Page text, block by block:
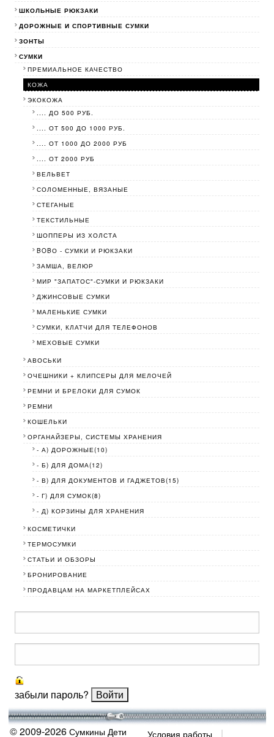
ШКОЛЬНЫЕ РЮКЗАКИ
ДОРОЖНЫЕ И СПОРТИВНЫЕ СУМКИ
ЗОНТЫ
СУМКИ
ПРЕМИАЛЬНОЕ КАЧЕСТВО
КОЖА
ЭКОКОЖА
.... ДО 500 РУБ.
.... ОТ 500 ДО 1000 РУБ.
.... ОТ 1000 ДО 2000 РУБ
.... ОТ 2000 РУБ
ВЕЛЬВЕТ
СОЛОМЕННЫЕ, ВЯЗАНЫЕ
СТЕГАНЫЕ
ТЕКСТИЛЬНЫЕ
ШОППЕРЫ ИЗ ХОЛСТА
BOBО - СУМКИ И РЮКЗАКИ
ЗАМША, ВЕЛЮР
МИР "ЗАПАТОС"-СУМКИ И РЮКЗАКИ
ДЖИНСОВЫЕ СУМКИ
МАЛЕНЬКИЕ СУМКИ
СУМКИ, КЛАТЧИ ДЛЯ ТЕЛЕФОНОВ
МЕХОВЫЕ СУМКИ
АВОСЬКИ
ОЧЕШНИКИ + КЛИПСЕРЫ ДЛЯ МЕЛОЧЕЙ
РЕМНИ И БРЕЛОКИ ДЛЯ СУМОК
РЕМНИ
КОШЕЛЬКИ
ОРГАНАЙЗЕРЫ, СИСТЕМЫ ХРАНЕНИЯ
- А) ДОРОЖНЫЕ(10)
- Б) ДЛЯ ДОМА(12)
- В) ДЛЯ ДОКУМЕНТОВ И ГАДЖЕТОВ(15)
- Г) ДЛЯ СУМОК(8)
- Д) КОРЗИНЫ ДЛЯ ХРАНЕНИЯ
КОСМЕТИЧКИ
ТЕРМОСУМКИ
СТАТЬИ И ОБЗОРЫ
БРОНИРОВАНИЕ
ПРОДАВЦАМ НА МАРКЕТПЛЕЙСАХ
забыли пароль?
© 2009-2026 Сумкины Дети Условия работы